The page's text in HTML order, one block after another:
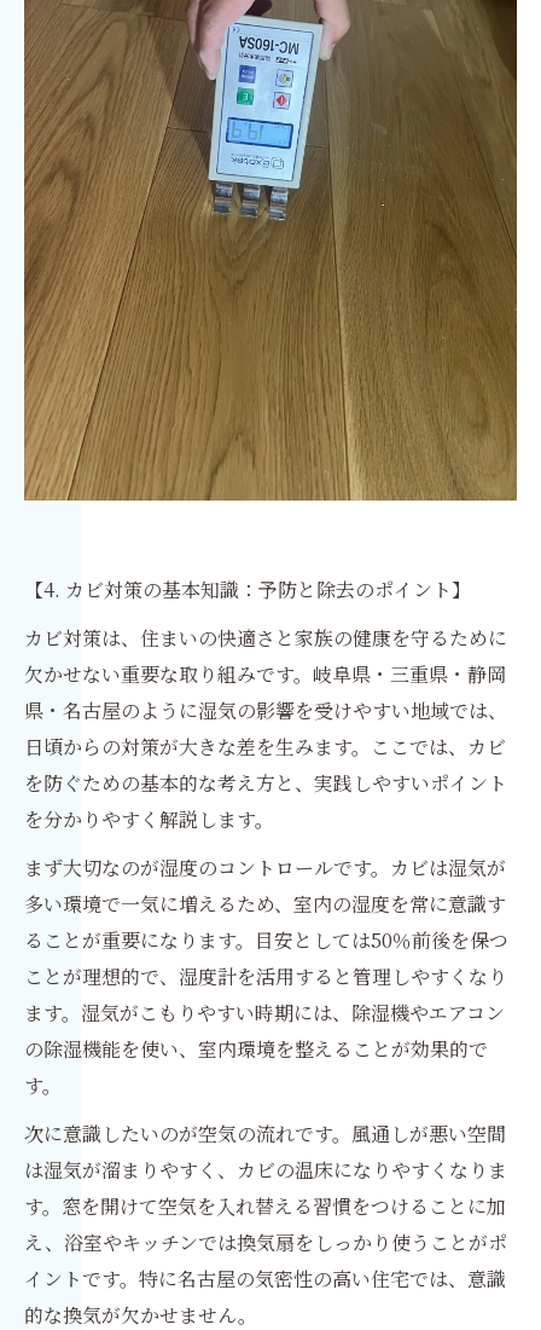
【4. カビ対策の基本知識：予防と除去のポイント】
カビ対策は、住まいの快適さと家族の健康を守るために
欠かせない重要な取り組みです。岐阜県・三重県・静岡
県・名古屋のように湿気の影響を受けやすい地域では、
日頃からの対策が大きな差を生みます。ここでは、カビ
を防ぐための基本的な考え方と、実践しやすいポイント
を分かりやすく解説します。
まず大切なのが湿度のコントロールです。カビは湿気が
多い環境で一気に増えるため、室内の湿度を常に意識す
ることが重要になります。目安としては50％前後を保つ
ことが理想的で、湿度計を活用すると管理しやすくなり
ます。湿気がこもりやすい時期には、除湿機やエアコン
の除湿機能を使い、室内環境を整えることが効果的で
す。
次に意識したいのが空気の流れです。風通しが悪い空間
は湿気が溜まりやすく、カビの温床になりやすくなりま
す。窓を開けて空気を入れ替える習慣をつけることに加
え、浴室やキッチンでは換気扇をしっかり使うことがポ
イントです。特に名古屋の気密性の高い住宅では、意識
的な換気が欠かせません。